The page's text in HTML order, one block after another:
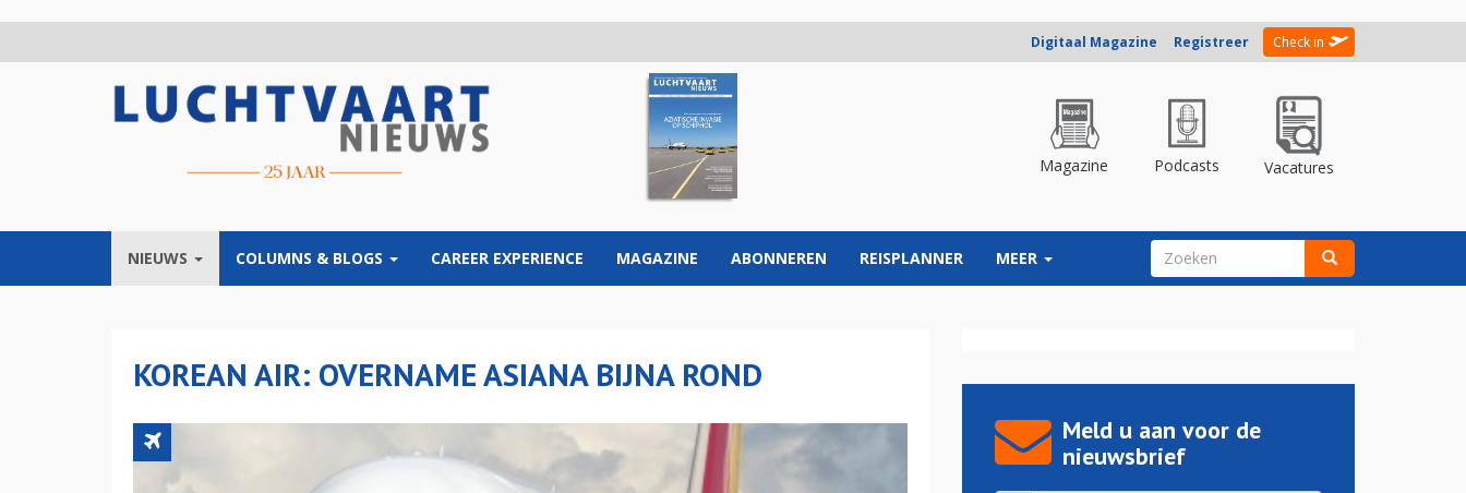
Digitaal Magazine Registreer Check in
Magazine Podcasts Vacatures
NIEUWS COLUMNS & BLOGS CAREER EXPERIENCE MAGAZINE ABONNEREN REISPLANNER MEER ZOEKVELD
KOREAN AIR: OVERNAME ASIANA BIJNA ROND
Meld u aan voor de
nieuwsbrief